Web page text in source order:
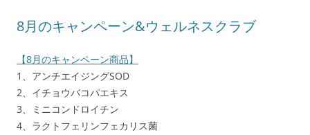
8月のキャンペーン&ウェルネスクラブ
【8月のキャンペーン商品】
1、アンチエイジングSOD
2、イチョウバコパエキス
3、ミニコンドロイチン
4、ラクトフェリンフェカリス菌